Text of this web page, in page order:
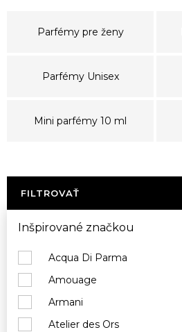
Parfémy pre ženy
Parfémy Unisex
Mini parfémy 10 ml
FILTROVAŤ
Inšpirované značkou
Acqua Di Parma
Amouage
Armani
Atelier des Ors